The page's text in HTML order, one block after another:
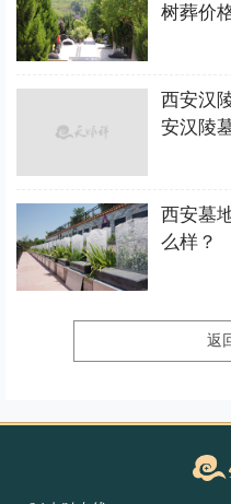
树葬价
西安汉
安汉陵
西安墓
么样？
返